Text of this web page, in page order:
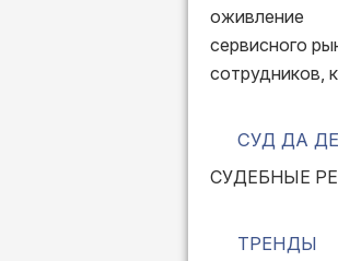
оживление
сервисного
сотрудников,
СУД ДА
СУДЕБНЫЕ
ТРЕНДЫ